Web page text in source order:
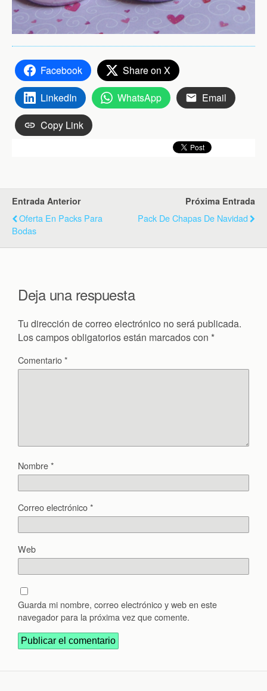
Facebook
Share on X
LinkedIn
WhatsApp
Email
Copy Link
Entrada Anterior
Oferta En Packs Para
Bodas
Próxima Entrada
Pack De Chapas De Navidad
Deja una respuesta
Tu dirección de correo electrónico no será publicada.
Los campos obligatorios están marcados con *
Comentario*
Nombre*
Correo electrónico*
Web
Guarda mi nombre, correo electrónico y web en este
navegador para la próxima vez que comente.